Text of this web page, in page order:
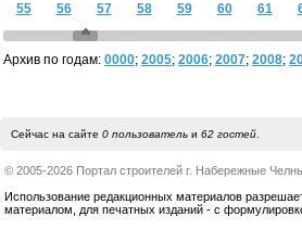
55 56 57 58 59 60 61
Архив по годам: 0000; 2005; 2006; 2007; 2008;
Сейчас на сайте 0 пользовательи 62 гостей.
© 2005-2026 Портал строителей г. Набережные
Использование редакционных материалов
материалом, для печатных изданий - с